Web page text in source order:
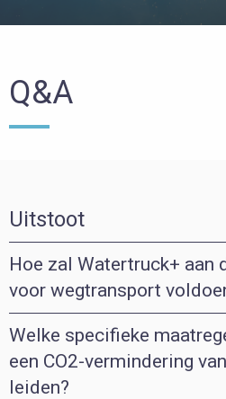
Q&A
Uitstoot
Hoe zal Watertruck+ aan
voor wegtransport
Welke specifieke
een CO2-vermindering
leiden?